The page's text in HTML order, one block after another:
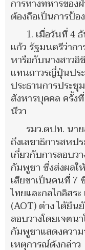
การทางทหารของ
ต้องถือเป็นการป้อ
1. เมื่อวันที่ 4
แก้ว รัฐมนตรีว่าก
หารือกับนางสาวอิ
แทนถาวรญี่ปุ่นปร
ประธานการประ
สังหารบุคคล ครั้ง
นีวา
รมว.ตปท. นา
ถึงเลขาธิการสห
เกี่ยวกับการลอบว
กัมพูชา ซึ่งส่งผลใ
เสียขาเป็นคนที่ 7
ไทยและกลไกอิสร
(AOT) ต่าง ได้ยืน
ลอบวางโดยเจตน
กัมพูชาแสดงควา
เหตุการณ์ดังกล่าว